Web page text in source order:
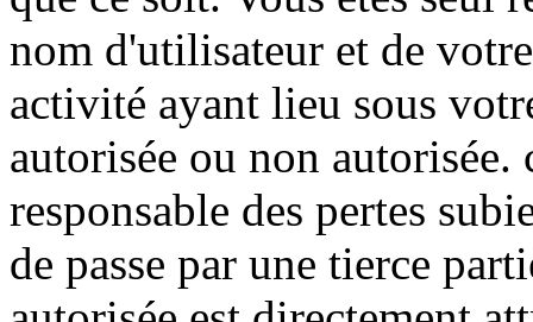
nom d'utilisateur et de
activité ayant lieu sous
autorisée ou non autorisée.
responsable des pertes
de passe par une tierce